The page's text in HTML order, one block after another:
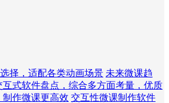
择，适配各类动画场景 未来微课趋
互式软件盘点，综合多方面考量，优质
作微课更高效 交互性微课制作软件